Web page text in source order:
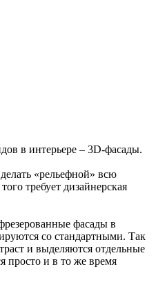
в интерьере – 3D-фасады.
«рельефной» всю
требует дизайнерская
фасады в
со стандартными. Так
и выделяются отдельные
просто и в то же время